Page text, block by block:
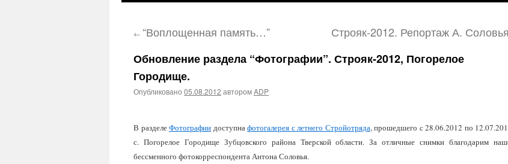
содержимому
← “Воплощенная память…” Строяк-2012. Репортаж А. Соловья
Обновление раздела “Фотографии”. Строяк-2012, Погорелое
Городище.
Опубликовано 05.08.2012 авторомADP
В разделеФотографии доступнафотогалерея с летнего Стройотряда, прошедшего c 28.06.2012 по
с. Погорелое Городище Зубцовского района Тверской области. За отличные снимки благодарим
бессменного фотокорреспондента Антона Соловья.